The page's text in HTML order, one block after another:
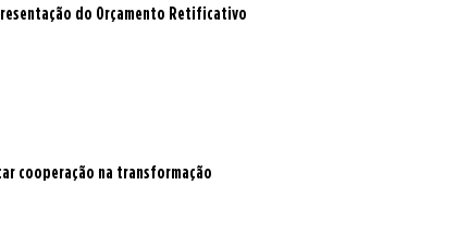
do Orçamento Retificativo
cooperação na transformação